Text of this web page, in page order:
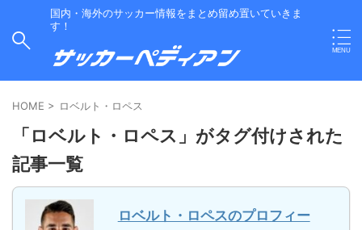
国内・海外のサッカー情報をまとめ留め置いていきま
す！
HOME > ロベルト・ロペス
「ロベルト・ロペス」がタグ付けされた
記事一覧
ロベルト・ロペスのプロフィー